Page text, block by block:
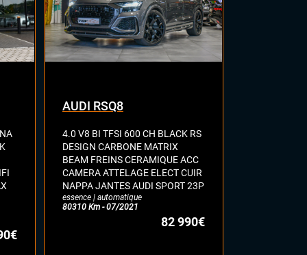
AUDI RSQ8
4.0 V8 BI TFSI 600 CH BLACK RS
DESIGN CARBONE MATRIX
BEAM FREINS CERAMIQUE ACC
CAMERA ATTELAGE ELECT CUIR
NAPPA JANTES AUDI SPORT 23P
essence | automatique
80310 Km - 07/2021
82 990€